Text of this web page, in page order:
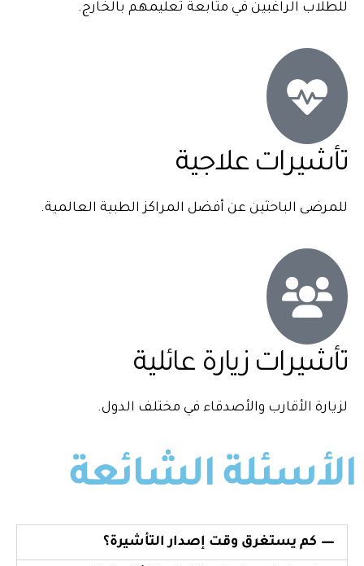
للطلاب الراغبين في متابعة تعليمهم بالخارج.
تأشيرات علاجية
للمرضى الباحثين عن أفضل المراكز الطبية العالمية.
تأشيرات زيارة عائلية
لزيارة الأقارب والأصدقاء في مختلف الدول.
الأسئلة الشائعة
كم يستغرق وقت إصدار التأشيرة؟